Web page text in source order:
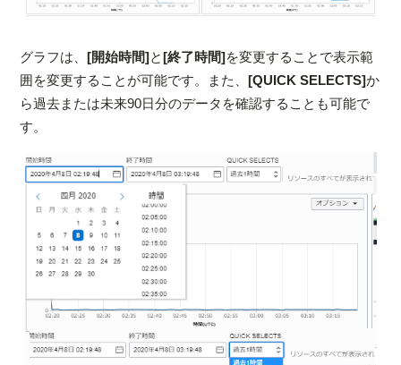
グラフは、[開始時間]と[終了時間]を変更することで表示範
囲を変更することが可能です。また、[QUICK SELECTS]か
ら過去または未来90日分のデータを確認することも可能で
す。